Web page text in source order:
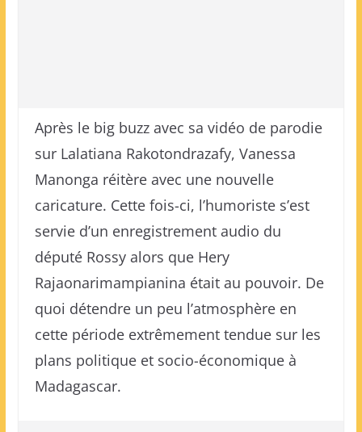
Après le big buzz avec sa vidéo de parodie
sur Lalatiana Rakotondrazafy, Vanessa
Manonga réitère avec une nouvelle
caricature. Cette fois-ci, l’humoriste s’est
servie d’un enregistrement audio du
député Rossy alors que Hery
Rajaonarimampianina était au pouvoir. De
quoi détendre un peu l’atmosphère en
cette période extrêmement tendue sur les
plans politique et socio-économique à
Madagascar.